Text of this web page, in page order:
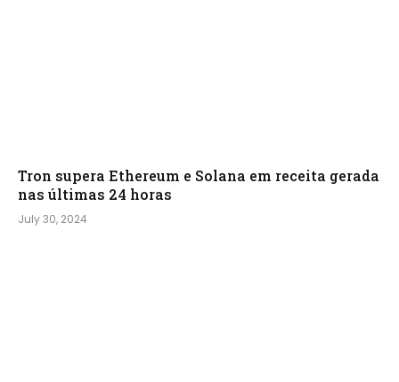
Tron supera Ethereum e Solana em receita gerada
nas últimas 24 horas
July 30, 2024